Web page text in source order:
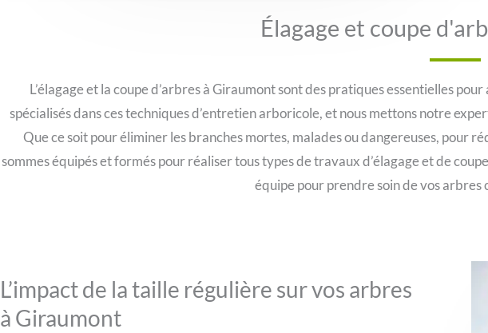
Élagage et coupe
L’élagage et la coupe d’arbres à Giraumont sont des pratiques essentielles
spécialisés dans ces techniques d’entretien arboricole, et nous mettons notre
Que ce soit pour éliminer les branches mortes, malades ou dangereuses, pour
sommes équipés et formés pour réaliser tous types de travaux d’élagage et de
équipe pour prendre soin de vos arbres
L’impact de la taille régulière sur vos arbres
à Giraumont